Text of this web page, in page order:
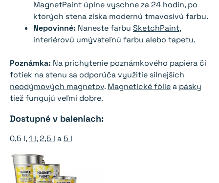
MagnetPaint úplne vyschne za 24 hodín, po
ktorých stena získa modernú tmavosivú farbu.
Nepovinné: Naneste farbu SketchPaint,
interiérovú umývateľnú farbu alebo tapetu.
Poznámka: Na prichytenie poznámkového papiera či
fotiek na stenu sa odporúča využitie silnejších
neodýmových magnetov. Magnetické fóliea pásky
tiež fungujú veľmi dobre.
Dostupné v baleniach:
0,5 l,1 l,2,5 l a5 l